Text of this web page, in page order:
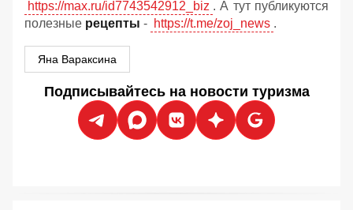
https://max.ru/id7743542912_biz . А тут публикуются
полезные рецепты - https://t.me/zoj_news .
Яна Вараксина
Подписывайтесь на новости туризма